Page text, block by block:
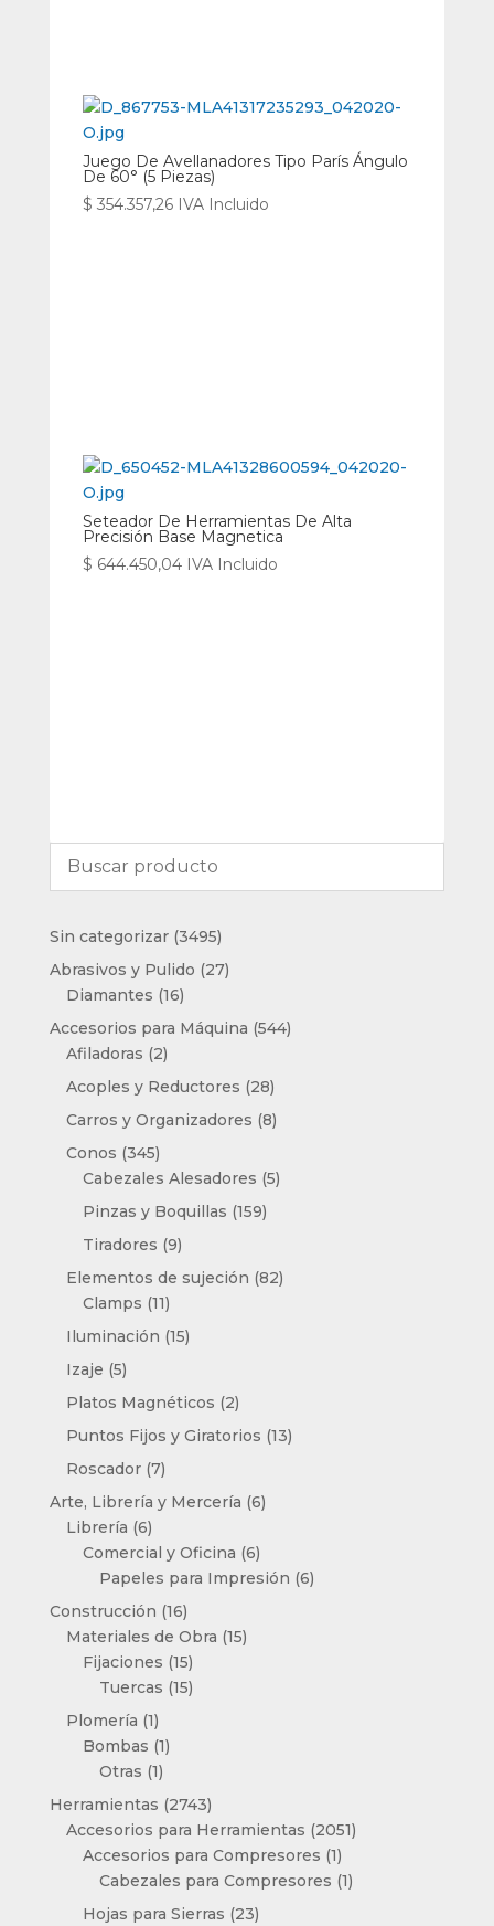
Juego De Avellanadores Tipo París Ángulo
De 60° (5 Piezas)
$ 354.357,26 IVA Incluido
Seteador De Herramientas De Alta
Precisión Base Magnetica
$ 644.450,04 IVA Incluido
Sin categorizar 34953495
productos
Abrasivos y Pulido 2727
Diamantes 1616
productos
Accesorios para Máquina 544544
Afiladoras 22
productos
Acoples y Reductores 2828
productos
Carros y Organizadores 88
Conos 345345
productos
Cabezales Alesadores 55
Pinzas y Boquillas 159159
Tiradores 99
productos
Elementos de sujeción 8282
Clamps 1111
productos
Iluminación 1515
Izaje 55
productos
Platos Magnéticos 22
productos
Puntos Fijos y Giratorios 1313
Roscador 77
productos
Arte, Librería y Mercería 66
Librería 66
productos
Comercial y Oficina 66
productos
Papeles para Impresión 66
Construcción 1616
productos
Materiales de Obra 1515
Fijaciones 1515
productos
Tuercas 1515
Plomería 11
producto
Bombas 11
Otras 11
producto
Herramientas 27432743
productos
Accesorios para Herramientas 20512051
Accesorios para Compresores 11
producto
Cabezales para Compresores 11
Hojas para Sierras 2323